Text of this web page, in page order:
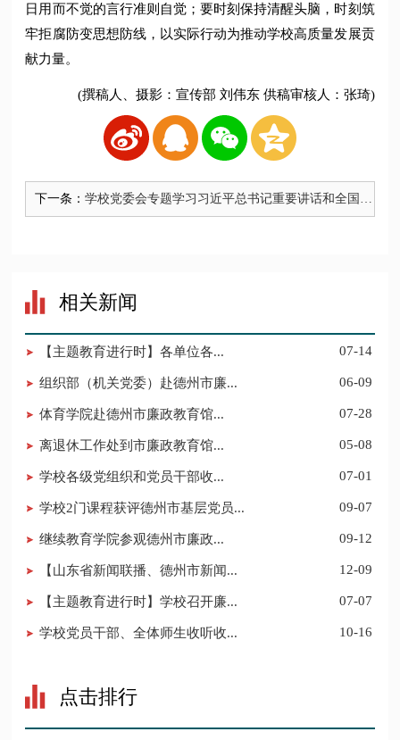
日用而不觉的言行准则自觉；要时刻保持清醒头脑，时刻筑
牢拒腐防变思想防线，以实际行动为推动学校高质量发展贡
献力量。
(撰稿人、摄影：宣传部 刘伟东 供稿审核人：张琦)
下一条：​学校党委会专题学习习近平总书记重要讲话和全国科
技大会精神
相关新闻
​【主题教育进行时】各单位各... 07-14
组织部（机关党委）赴德州市廉... 06-09
​体育学院赴德州市廉政教育馆... 07-28
​离退休工作处到市廉政教育馆... 05-08
​学校各级党组织和党员干部收... 07-01
学校2门课程获评德州市基层党员... 09-07
​继续教育学院参观德州市廉政... 09-12
【山东省新闻联播、德州市新闻... 12-09
【主题教育进行时】学校召开廉... 07-07
学校党员干部、全体师生收听收... 10-16
点击排行